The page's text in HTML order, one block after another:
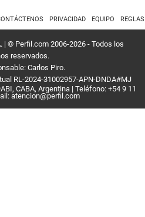
PRIVACIDAD EQUIPO
| © Perfil.com 2006-2026 - Todos los
reservados.
Carlos Piro.
RL-2024-31002957-APN-DNDA#MJ
, CABA, Argentina | Teléfono: +54 9 11
atencion@perfil.com